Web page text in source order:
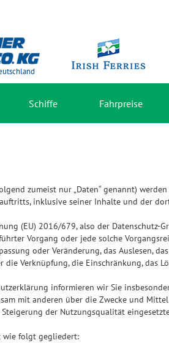
Schiffe Fahrpreise
zumeist nur „Daten“ genannt)
inklusive seiner Inhalte und der
(EU) 2016/679, also der Datenschutz-
Vorgang oder jede solche
oder Veränderung, das Auslesen,
die Verknüpfung, die Einschränkung, das
informieren wir Sie
mit anderen über die Zwecke und
der Nutzungsqualität
wie folgt gegliedert: